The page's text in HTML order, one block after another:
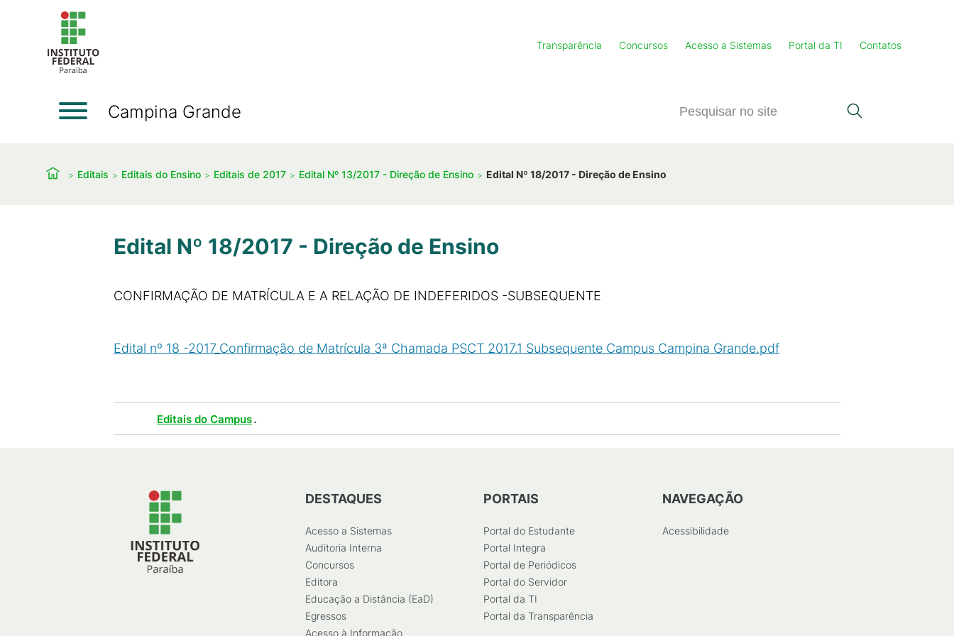
Transparência Concursos Acesso a Sistemas Portal da TI Contatos
Campina Grande
Editais Editais do Ensino Editais de 2017 Edital Nº 13/2017 - Direção de Ensino Edital Nº 18/2017 - Direção de Ensino
Edital Nº 18/2017 - Direção de Ensino
CONFIRMAÇÃO DE MATRÍCULA E A RELAÇÃO DE INDEFERIDOS -SUBSEQUENTE
Edital nº 18 -2017_Confirmação de Matrícula 3ª Chamada PSCT 2017.1 Subsequente Campus Campina Grande.pdf
Editais do Campus.
DESTAQUES
Acesso a Sistemas
Auditoria Interna
Concursos
Editora
Educação a Distância (EaD)
Egressos
Acesso à Informação
PORTAIS
Portal do Estudante
Portal Integra
Portal de Periódicos
Portal do Servidor
Portal da TI
Portal da Transparência
NAVEGAÇÃO
Acessibilidade